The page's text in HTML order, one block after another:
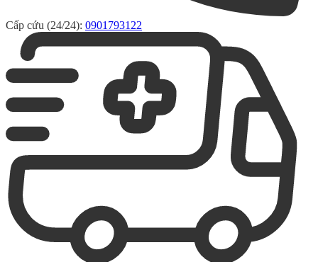
Cấp cứu (24/24): 0901793122